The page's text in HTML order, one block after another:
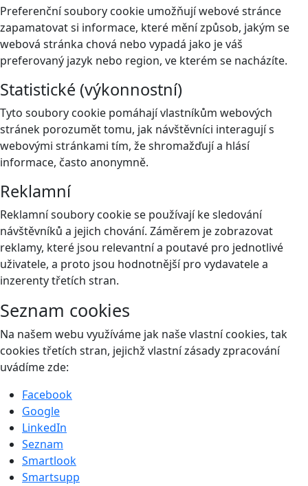
Preferenční soubory cookie umožňují webové stránce
zapamatovat si informace, které mění způsob, jakým se
webová stránka chová nebo vypadá jako je váš
preferovaný jazyk nebo region, ve kterém se nacházíte.
Statistické (výkonnostní)
Tyto soubory cookie pomáhají vlastníkům webových
stránek porozumět tomu, jak návštěvníci interagují s
webovými stránkami tím, že shromažďují a hlásí
informace, často anonymně.
Reklamní
Reklamní soubory cookie se používají ke sledování
návštěvníků a jejich chování. Záměrem je zobrazovat
reklamy, které jsou relevantní a poutavé pro jednotlivé
uživatele, a proto jsou hodnotnější pro vydavatele a
inzerenty třetích stran.
Seznam cookies
Na našem webu využíváme jak naše vlastní cookies, tak
cookies třetích stran, jejichž vlastní zásady zpracování
uvádíme zde:
Facebook
Google
LinkedIn
Seznam
Smartlook
Smartsupp